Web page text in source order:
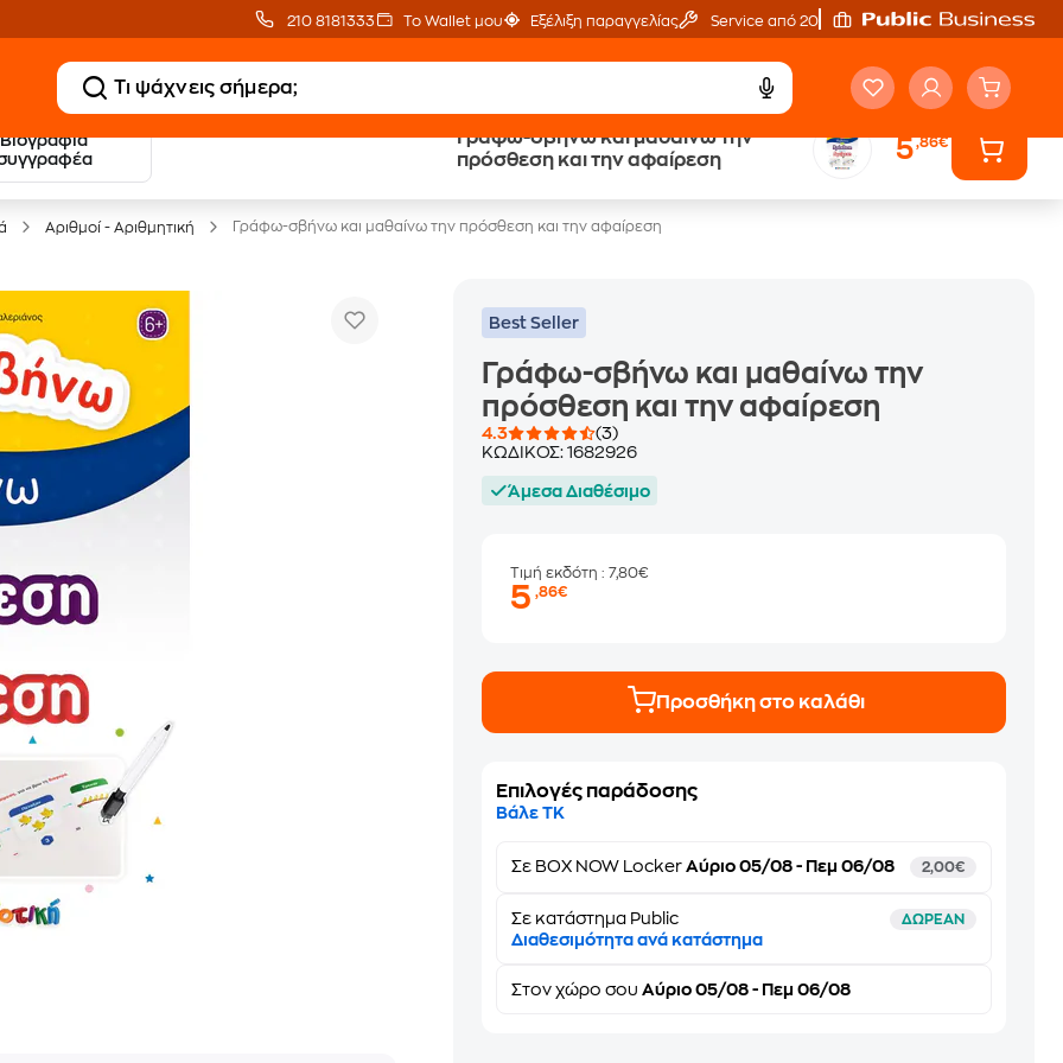
210 8181333 Το Wallet μου Εξέλιξη παραγγελίας Service από 20'
Βιογραφία
Γράφω-σβήνω και μαθαίνω την
πρόσθεση και την αφαίρεση
5,86€
20 € Public επιστροφή
με Snappi
Δωρεάν Μεταφορικά Έλα στον κόσμο
Αριθμοί - Αριθμητική Γράφω-σβήνω και μαθαίνω την πρόσθεση και την αφαίρεση
Best Seller
Γράφω-σβήνω και μαθαίνω την
πρόσθεση και την αφαίρεση
4.3
(3)
ΚΩΔΙΚΟΣ:1682926
Άμεσα Διαθέσιμο
Τιμή εκδότη: 7,80€
5,86€
Προσθήκη στο καλάθι
Επιλογές παράδοσης
Βάλε ΤΚ
Σε BOX NOW Locker Αύριο 05/08 - Πεμ 06/08 2,00€
Σε κατάστημα Public ΔΩΡΕΑΝ
Διαθεσιμότητα ανά κατάστημα
Στονχώρο σου Αύριο 05/08 - Πεμ 06/08